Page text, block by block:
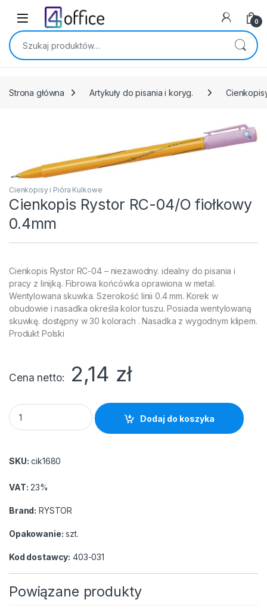
Skip to navigation
Skip to content
0
Szukaj:
Strona główna Artykuły do pisania i koryg.
Cienkopisy i Pióra Kulkowe
Cienkopis Rystor RC-04/O fiołkowy
0.4mm
Cienkopis Rystor RC-04 – niezawodny. idealny do pisania i
pracy z linijką. Fibrowa końcówka oprawiona w metal.
Wentylowana skuwka. Szerokość linii 0.4 mm. Korek w
obudowie i nasadka określa kolor tuszu. Posiada wentylowaną
skuwkę. dostępny w 30 kolorach . Nasadka z wygodnym klipem.
Produkt Polski
Cena netto 2,14 zł
Cienkopis Rystor RC-04/O fiołkowy 0.4mm quantity
Dodaj do koszyka
SKU: cik1680
VAT: 23%
Brand: RYSTOR
Opakowanie: szt.
Kod dostawcy: 403-031
Powiązane produkty